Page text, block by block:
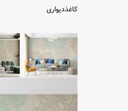
کاغذدیواری